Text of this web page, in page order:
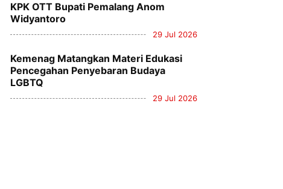
KPK OTT Bupati Pemalang Anom
Widyantoro
29 Jul 2026
Kemenag Matangkan Materi Edukasi
Pencegahan Penyebaran Budaya
LGBTQ
29 Jul 2026